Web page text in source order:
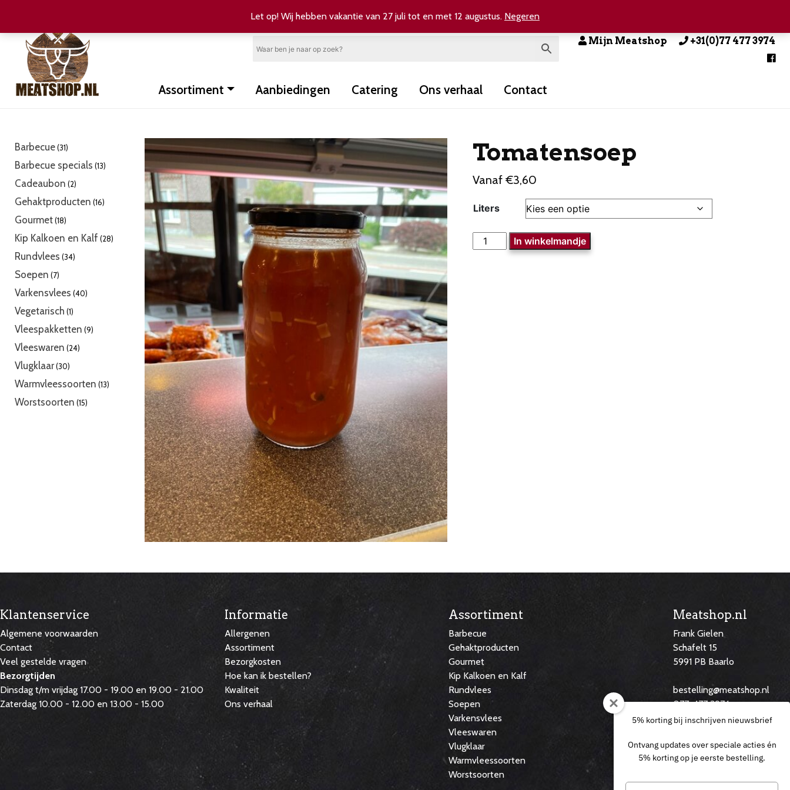
Mijn Meatshop +31(0)77 477 3974
Assortiment Aanbiedingen Catering Ons verhaal Contact
Barbecue 3131
Barbecue specials 1313
Cadeaubon 22
Gehaktproducten 1616
Gourmet 1818
Kip Kalkoen en Kalf 2828
producten
Rundvlees 3434
Soepen 77
Varkensvlees 4040
Vegetarisch 11
Vleespakketten 99
Vleeswaren 2424
Vlugklaar 3030
Warmvleessoorten 1313
Worstsoorten 1515
Tomatensoep
Vanaf €3,60
Liters
Tomatensoep
aantal
In winkelmandje
Klantenservice
Algemene voorwaarden
Contact
Veel gestelde vragen
Bezorgtijden
Dinsdag t/m vrijdag 17.00 - 19.00 en 19.00 - 21.00
Zaterdag 10.00 - 12.00 en 13.00 - 15.00
Informatie
Allergenen
Assortiment
Bezorgkosten
Hoe kan ik bestellen?
Kwaliteit
Ons verhaal
Assortiment
Barbecue
Gehaktproducten
Gourmet
Kip Kalkoen en Kalf
Rundvlees
Soepen
Varkensvlees
Vleeswaren
Vlugklaar
Warmvleessoorten
Worstsoorten
Meatshop.nl
Frank Gielen
Schafelt 15
5991 PB Baarlo
bestelling@meatshop.nl
077-477 3974
06 29 14 60 46
5% korting bij inschrijven nieuwsbrief
Ontvang updates over speciale acties én
5% korting op je eerste bestelling.
Let op! Wij hebben vakantie van 27 juli tot en met 12 augustus. Negeren